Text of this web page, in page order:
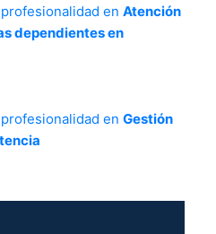
en Atención
dependientes en
en Gestión